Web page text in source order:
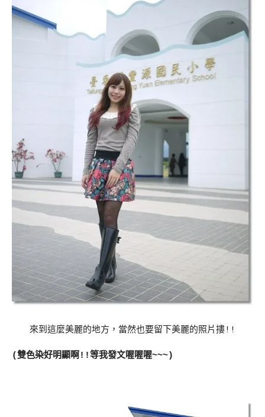
來到這麼美麗的地方，當然也要留下美麗的照片摟!!
(雙色染好明顯啊!!等我發文喔喔喔~~~)